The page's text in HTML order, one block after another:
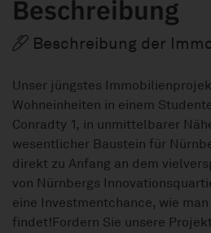
Beschreibung
Beschreibung der
Unser jüngstes
Wohneinheiten in einem
Conradty 1, in unmittelbarer
wesentlicher Baustein für
direkt zu Anfang an dem
von Nürnbergs
eine Investmentchance, wie
findet!Fordern Sie unsere